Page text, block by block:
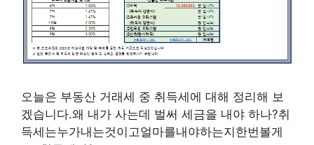
오늘은 부동산 거래세 중 취득세에 대해 정리해 보
겠습니다.왜 내가 사는데 벌써 세금을 내야 하나?취
득세는누가내는것이고얼마를내야하는지한번볼게